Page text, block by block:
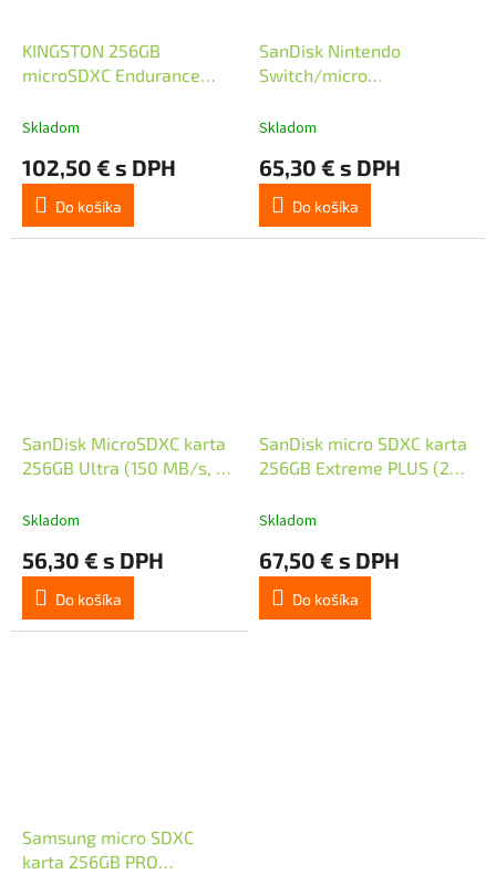
KINGSTON 256GB
microSDXC Endurance
Card Only
Skladom
102,50 € s DPH
Do košíka
SanDisk Nintendo
Switch/micro
Class 10
Skladom
65,30 € s DPH
Do košíka
SanDisk MicroSDXC karta
256GB Ultra (150 MB/s, A1
Skladom
56,30 € s DPH
Do košíka
SanDisk micro SDXC karta
256GB Extreme PLUS (200
V30) + adaptér
Skladom
67,50 € s DPH
Do košíka
Samsung micro SDXC
karta 256GB PRO